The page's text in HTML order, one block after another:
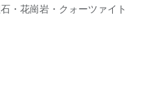
・花崗岩・クォーツァイト